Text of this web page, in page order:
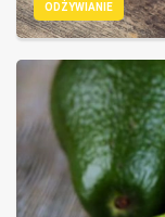
ODŻYWIANIE